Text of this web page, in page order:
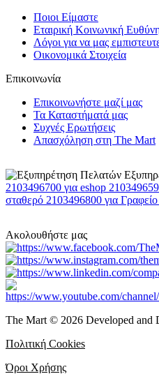
Ποιοι Είμαστε
Εταιρική Κοινωνική
Λόγοι για να μας
Οικονομικά Στοιχεία
Επικοινωνία
Επικοινωνήστε μαζί μας
Τα Καταστήματά μας
Συχνές Ερωτήσεις
Απασχόληση στη The Mart
2103496700 για eshop
σταθερό 2103496800 για
Ακολουθήστε μας
The Mart © 2026 Developed and
Πολιτική Cookies
Όροι Χρήσης